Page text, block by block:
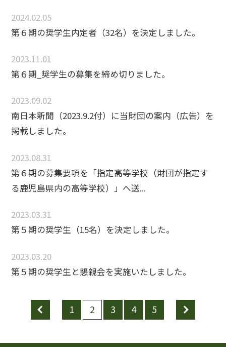
2024.02.05
第６期の奨学生内定者（32名）を決定しました。
2023.11.01
第６期_奨学生の募集を締め切りました。
2023.09.02
南日本新聞（2023.9.2付）に当財団の案内（広告）を
掲載しました。
2023.08.31
第６期の募集要項を「指定高等学校（財団が指定す
る鹿児島県内の高等学校）」へ送...
2023.03.31
第５期の奨学生（15名）を決定しました。
2023.03.20
第５期の奨学生と懇親会を実施いたしました。
prev 1 2 3 4 5 next